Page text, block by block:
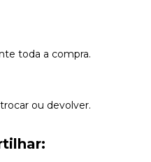
toda a compra.
ou devolver.